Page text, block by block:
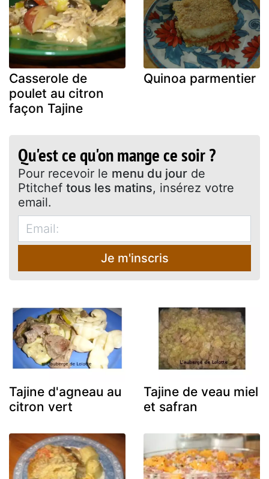
Casserole de
poulet au citron
façon Tajine
Quinoa parmentier
Qu'est ce qu'on mange ce soir ?
Pour recevoir le menu du jour de
Ptitchef tous les matins, insérez votre
email.
Je m'inscris
Tajine d'agneau au
citron vert
Tajine de veau miel
et safran